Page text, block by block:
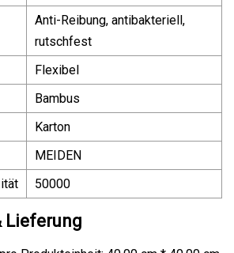
Anti-Reibung, antibakteriell,
rutschfest
Flexibel
Bambus
Karton
MEIDEN
50000
Lieferung